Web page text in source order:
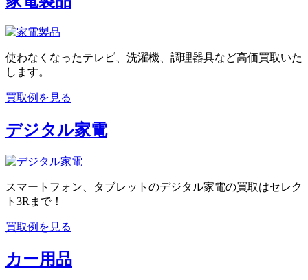
使わなくなったテレビ、洗濯機、調理器具など高価買取いた
します。
買取例を見る
デジタル家電
スマートフォン、タブレットのデジタル家電の買取はセレク
ト3Rまで！
買取例を見る
カー用品